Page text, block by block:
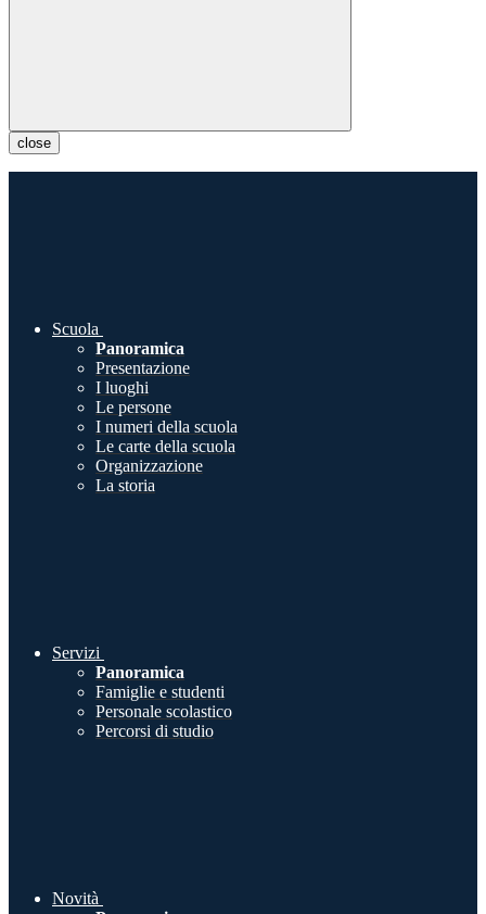
close
Scuola
Panoramica
Presentazione
I luoghi
Le persone
I numeri della scuola
Le carte della scuola
Organizzazione
La storia
Servizi
Panoramica
Famiglie e studenti
Personale scolastico
Percorsi di studio
Novità